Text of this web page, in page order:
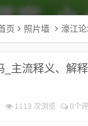
页 照片墙 濠江论坛一肖一码
_主流释义、解
1113 次浏览 0个